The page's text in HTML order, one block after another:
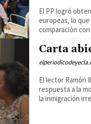
El PP logró
europeas, lo
comparación con
Carta
El lector Ramón
respuesta a la
la inmigración